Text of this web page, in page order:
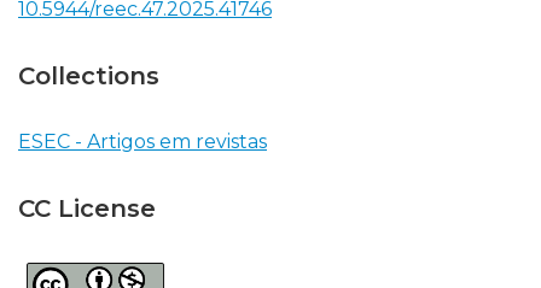
10.5944/reec.47.2025.41746
Collections
ESEC - Artigos em revistas
CC License